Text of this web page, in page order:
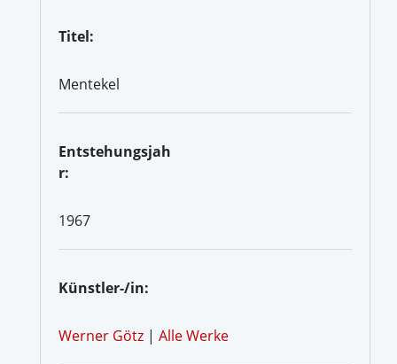
Titel:
Mentekel
Entstehungsjah
r:
1967
Künstler-/in:
Werner Götz | Alle Werke